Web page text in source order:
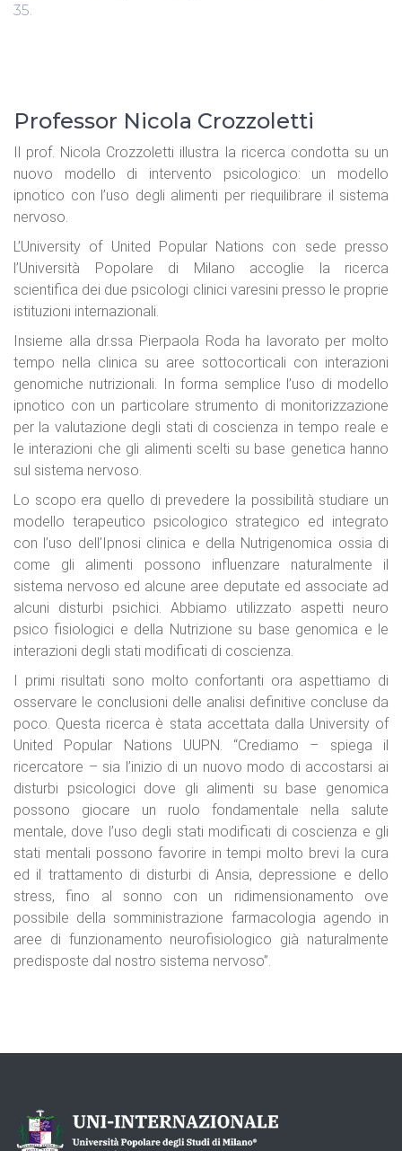
35.
Professor Nicola Crozzoletti
Il prof. Nicola Crozzoletti illustra la ricerca condotta su un
nuovo modello di intervento psicologico: un modello
ipnotico con l’uso degli alimenti per riequilibrare il sistema
nervoso.
L’University of United Popular Nations con sede presso
l’Università Popolare di Milano accoglie la ricerca
scientifica dei due psicologi clinici varesini presso le proprie
istituzioni internazionali.
Insieme alla dr.ssa Pierpaola Roda ha lavorato per molto
tempo nella clinica su aree sottocorticali con interazioni
genomiche nutrizionali. In forma semplice l’uso di modello
ipnotico con un particolare strumento di monitorizzazione
per la valutazione degli stati di coscienza in tempo reale e
le interazioni che gli alimenti scelti su base genetica hanno
sul sistema nervoso.
Lo scopo era quello di prevedere la possibilità studiare un
modello terapeutico psicologico strategico ed integrato
con l’uso dell’Ipnosi clinica e della Nutrigenomica ossia di
come gli alimenti possono influenzare naturalmente il
sistema nervoso ed alcune aree deputate ed associate ad
alcuni disturbi psichici. Abbiamo utilizzato aspetti neuro
psico fisiologici e della Nutrizione su base genomica e le
interazioni degli stati modificati di coscienza.
I primi risultati sono molto confortanti ora aspettiamo di
osservare le conclusioni delle analisi definitive concluse da
poco. Questa ricerca è stata accettata dalla University of
United Popular Nations UUPN. “Crediamo – spiega il
ricercatore – sia l’inizio di un nuovo modo di accostarsi ai
disturbi psicologici dove gli alimenti su base genomica
possono giocare un ruolo fondamentale nella salute
mentale, dove l’uso degli stati modificati di coscienza e gli
stati mentali possono favorire in tempi molto brevi la cura
ed il trattamento di disturbi di Ansia, depressione e dello
stress, fino al sonno con un ridimensionamento ove
possibile della somministrazione farmacologia agendo in
aree di funzionamento neurofisiologico già naturalmente
predisposte dal nostro sistema nervoso”.